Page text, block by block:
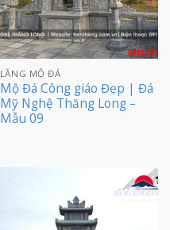
LĂNG MỘ ĐÁ
Mộ Đá Công giáo Đẹp | Đá
Mỹ Nghệ Thăng Long –
Mẫu 09